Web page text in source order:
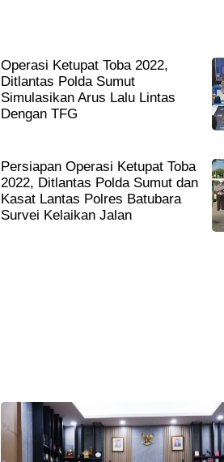
Operasi Ketupat Toba 2022,
Ditlantas Polda Sumut
Simulasikan Arus Lalu Lintas
Dengan TFG
Persiapan Operasi Ketupat Toba
2022, Ditlantas Polda Sumut dan
Kasat Lantas Polres Batubara
Survei Kelaikan Jalan